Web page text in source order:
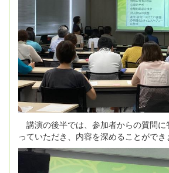
講演の後半では、参加者からの質問に
っていただき、内容を深めることができ